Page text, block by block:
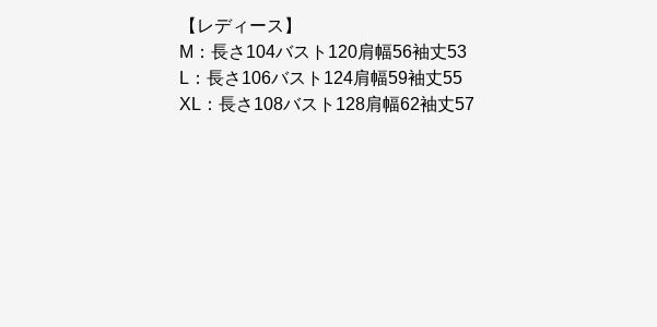
【レディース】
M：長さ104バスト120肩幅56袖丈53
L：長さ106バスト124肩幅59袖丈55
XL：長さ108バスト128肩幅62袖丈57